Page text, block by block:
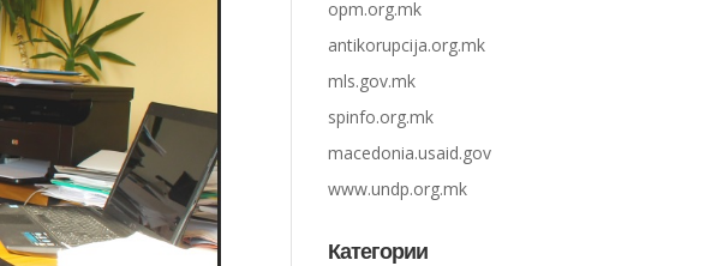
opm.org.mk
antikorupcija.org.mk
mls.gov.mk
spinfo.org.mk
macedonia.usaid.gov
www.undp.org.mk
Категории